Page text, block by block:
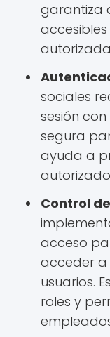
garantiza
sociales
sesión
segura
ayuda a
Control
acceso
acceder a
usuarios.
roles y